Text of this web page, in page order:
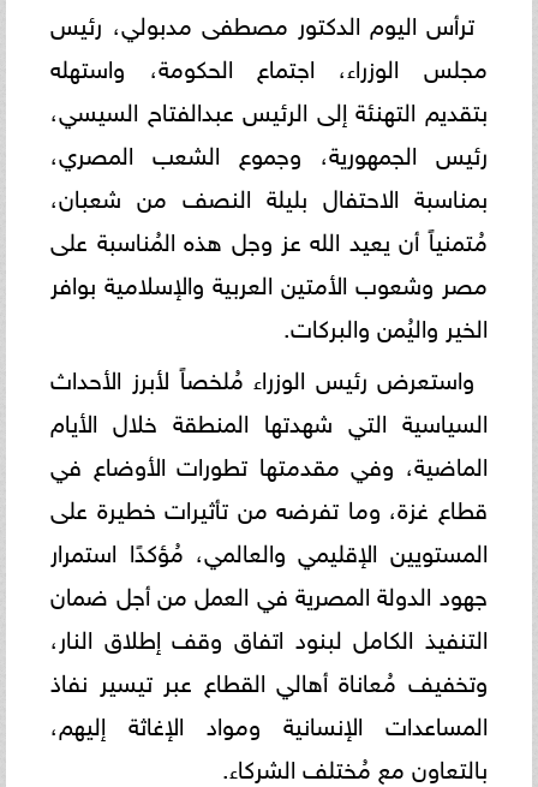
ترأس اليوم الدكتور مصطفى مدبولي، رئيس
مجلس الوزراء، اجتماع الحكومة، واستهله
بتقديم التهنئة إلى الرئيس عبدالفتاح السيسي،
رئيس الجمهورية، وجموع الشعب المصري،
بمناسبة الاحتفال بليلة النصف من شعبان،
مُتمنياً أن يعيد الله عز وجل هذه المُناسبة على
مصر وشعوب الأمتين العربية والإسلامية بوافر
الخير واليُمن والبركات.
واستعرض رئيس الوزراء مُلخصاً لأبرز الأحداث
السياسية التي شهدتها المنطقة خلال الأيام
الماضية، وفي مقدمتها تطورات الأوضاع في
قطاع غزة، وما تفرضه من تأثيرات خطيرة على
المستويين الإقليمي والعالمي، مُؤكدًا استمرار
جهود الدولة المصرية في العمل من أجل ضمان
التنفيذ الكامل لبنود اتفاق وقف إطلاق النار،
وتخفيف مُعاناة أهالي القطاع عبر تيسير نفاذ
المساعدات الإنسانية ومواد الإغاثة إليهم،
بالتعاون مع مُختلف الشركاء.